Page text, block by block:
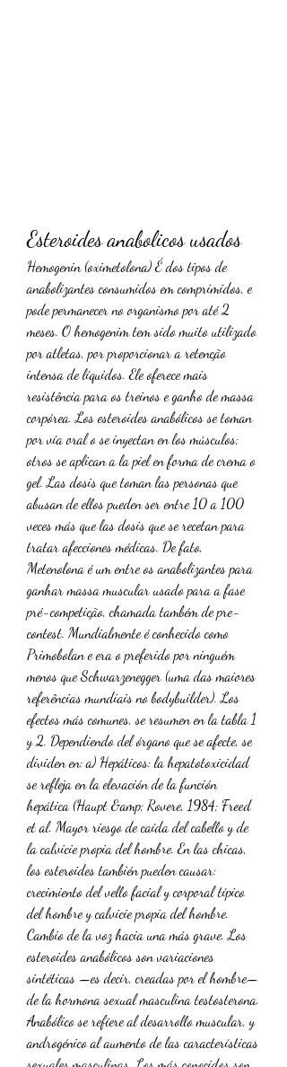
Esteroides anabolicos usados
Hemogenin (oximetolona) É dos tipos de
anabolizantes consumidos em comprimidos, e
pode permanecer no organismo por até 2
meses. O hemogenim tem sido muito utilizado
por atletas, por proporcionar a retenção
intensa de líquidos. Ele oferece mais
resistência para os treinos e ganho de massa
corpórea. Los esteroides anabólicos se toman
por vía oral o se inyectan en los músculos;
otros se aplican a la piel en forma de crema o
gel. Las dosis que toman las personas que
abusan de ellos pueden ser entre 10 a 100
veces más que las dosis que se recetan para
tratar afecciones médicas. De fato,
Metenolona é um entre os anabolizantes para
ganhar massa muscular usado para a fase
pré-competição, chamada também de pre-
contest. Mundialmente é conhecido como
Primobolan e era o preferido por ninguém
menos que Schwarzenegger (uma das maiores
referências mundiais no bodybuilder). Los
efectos más comunes, se resumen en la tabla 1
y 2. Dependiendo del órgano que se afecte, se
dividen en: a) Hepáticos: la hepatotoxicidad
se refleja en la elevación de la función
hepática (Haupt &amp; Rovere, 1984; Freed
et al. Mayor riesgo de caída del cabello y de
la calvicie propia del hombre. En las chicas,
los esteroides también pueden causar:
crecimiento del vello facial y corporal típico
del hombre y calvicie propia del hombre.
Cambio de la voz hacia una más grave. Los
esteroides anabólicos son variaciones
sintéticas —es decir, creadas por el hombre—
de la hormona sexual masculina testosterona.
Anabólico se refiere al desarrollo muscular, y
androgénico al aumento de las características